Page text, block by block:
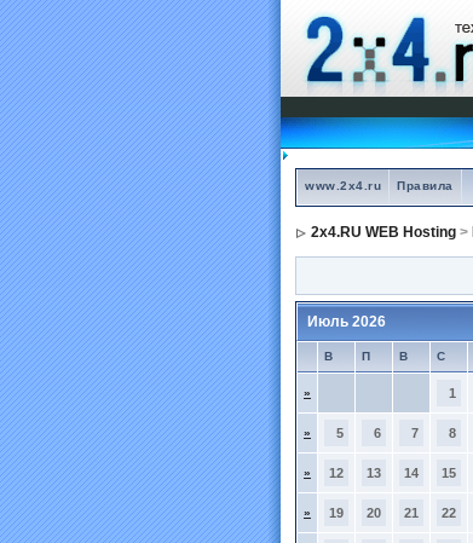
www.2x4.ru Правила
2x4.RU WEB Hosting >
Июль 2026
В П В С
» 1
» 5 6 7 8
» 12 13 14 15
» 19 20 21 22